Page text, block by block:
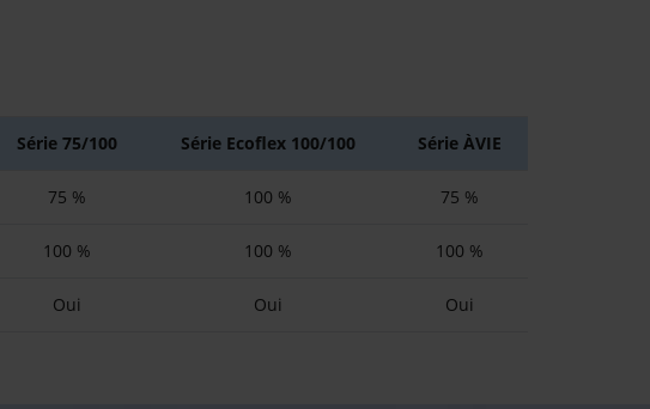
Série 75/100 Série Ecoflex 100/100 Série ÀVIE
75 % 100 % 75 %
100 % 100 % 100 %
Oui Oui Oui